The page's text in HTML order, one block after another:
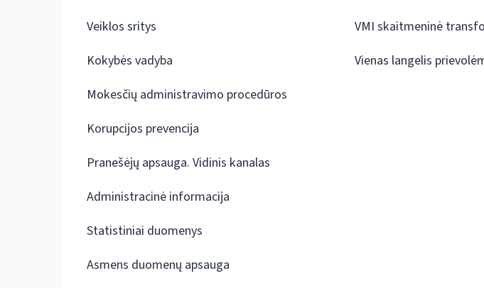
Veiklos sritys
Kokybės vadyba
Mokesčių administravimo procedūros
Korupcijos prevencija
Pranešėjų apsauga. Vidinis kanalas
Administracinė informacija
Statistiniai duomenys
Asmens duomenų apsauga
VMI skaitmeninė
Vienas langelis